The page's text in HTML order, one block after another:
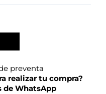
preventa
realizar tu compra?
de WhatsApp